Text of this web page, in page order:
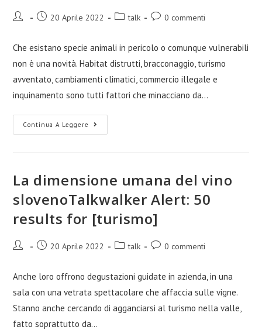
20 Aprile 2022 talk 0 commenti
Che esistano specie animali in pericolo o comunque vulnerabili
non è una novità. Habitat distrutti, bracconaggio, turismo
avventato, cambiamenti climatici, commercio illegale e
inquinamento sono tutti fattori che minacciano da…
Continua A Leggere
La dimensione umana del vino
slovenoTalkwalker Alert: 50
results for [turismo]
20 Aprile 2022 talk 0 commenti
Anche loro offrono degustazioni guidate in azienda, in una
sala con una vetrata spettacolare che affaccia sulle vigne.
Stanno anche cercando di agganciarsi al turismo nella valle,
fatto soprattutto da…